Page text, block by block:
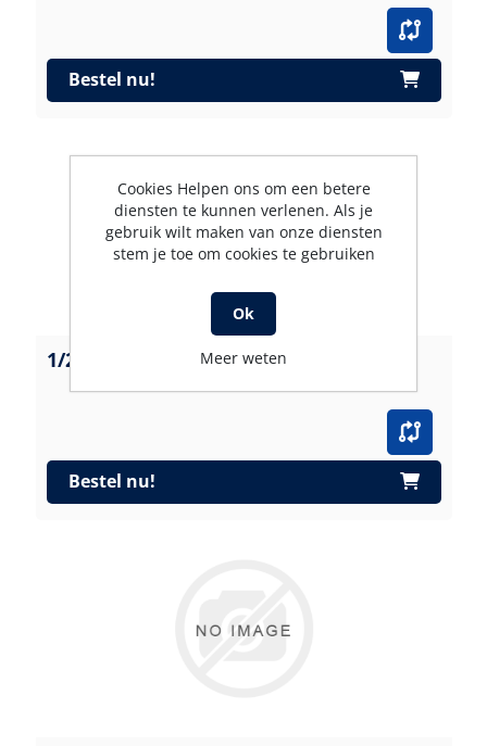
Bestel nu!
1/2'' RETAINING CAP
Bestel nu!
Cookies Helpen ons om een betere
diensten te kunnen verlenen. Als je
gebruik wilt maken van onze diensten
stem je toe om cookies te gebruiken
Ok
Meer weten